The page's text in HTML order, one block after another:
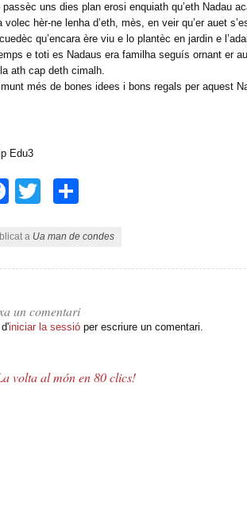
passèc uns dies plan erosi enquiath qu’eth Nadau
volec hèr-ne lenha d’eth, mès, en veir qu’er auet
qu’encara ère viu e lo plantèc en jardin e
e toti es Nadaus era familha seguís ornant er
ath cap deth cimalh.
munt més de bones idees i bons regals per aquest
Edu3
Facebook
Twitter
a Ua man de condes
un comentari
d'iniciar la sessió per escriure un comentari.
volta al món en 80 clics!